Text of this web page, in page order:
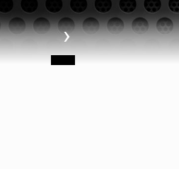
›